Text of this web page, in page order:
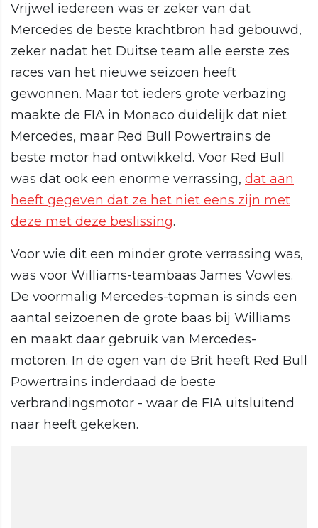
Vrijwel iedereen was er zeker van dat
Mercedes de beste krachtbron had gebouwd,
zeker nadat het Duitse team alle eerste zes
races van het nieuwe seizoen heeft
gewonnen. Maar tot ieders grote verbazing
maakte de FIA in Monaco duidelijk dat niet
Mercedes, maar Red Bull Powertrains de
beste motor had ontwikkeld. Voor Red Bull
was dat ook een enorme verrassing, dat aan
heeft gegeven dat ze het niet eens zijn met
deze met deze beslissing.
Voor wie dit een minder grote verrassing was,
was voor Williams-teambaas James Vowles.
De voormalig Mercedes-topman is sinds een
aantal seizoenen de grote baas bij Williams
en maakt daar gebruik van Mercedes-
motoren. In de ogen van de Brit heeft Red Bull
Powertrains inderdaad de beste
verbrandingsmotor - waar de FIA uitsluitend
naar heeft gekeken.